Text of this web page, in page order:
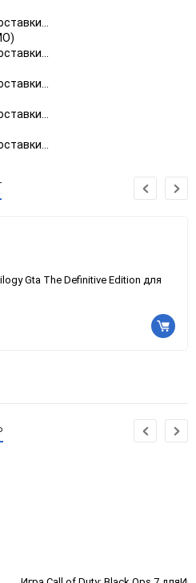
Gta The Definitive Edition для